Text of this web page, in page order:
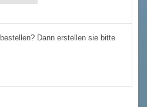
Dann erstellen sie bitte